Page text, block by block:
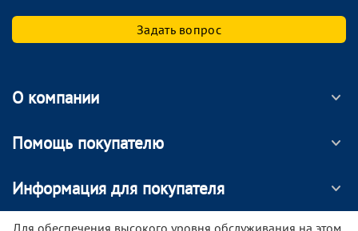
Задать вопрос
О компании
Помощь покупателю
Информация для покупателя
МОБИЛЬНОЕ ПРИЛОЖЕНИЕ